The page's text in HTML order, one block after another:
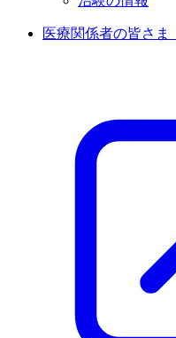
医療関係者の皆さま